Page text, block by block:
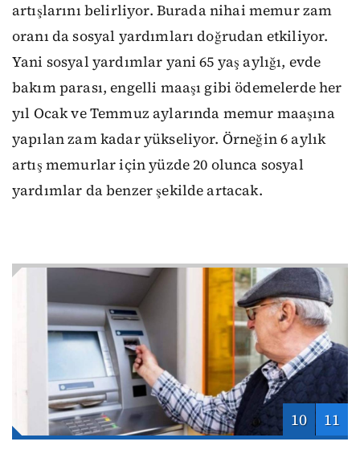
artışlarını belirliyor. Burada nihai memur zam
oranı da sosyal yardımları doğrudan etkiliyor.
Yani sosyal yardımlar yani 65 yaş aylığı, evde
bakım parası, engelli maaşı gibi ödemelerde her
yıl Ocak ve Temmuz aylarında memur maaşına
yapılan zam kadar yükseliyor. Örneğin 6 aylık
artış memurlar için yüzde 20 olunca sosyal
yardımlar da benzer şekilde artacak.
10 11